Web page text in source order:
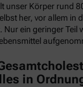
unser Körper rund
her, vor allem in
Nur ein geringer Teil
in